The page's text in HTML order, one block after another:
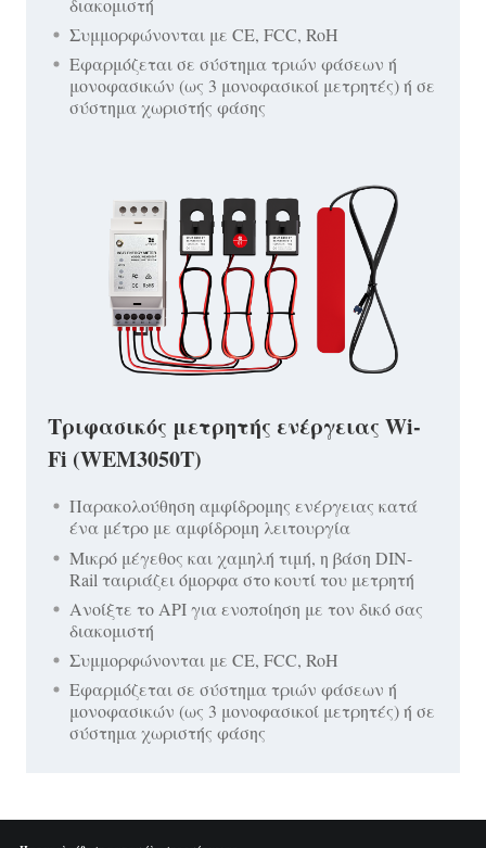
διακομιστή
Συμμορφώνονται με CE, FCC, RoH
Εφαρμόζεται σε σύστημα τριών φάσεων ή
μονοφασικών (ως 3 μονοφασικοί μετρητές) ή σε
σύστημα χωριστής φάσης
Τριφασικός μετρητής ενέργειας Wi-
Fi (WEM3050T)
Παρακολούθηση αμφίδρομης ενέργειας κατά
ένα μέτρο με αμφίδρομη λειτουργία
Μικρό μέγεθος και χαμηλή τιμή, η βάση DIN-
Rail ταιριάζει όμορφα στο κουτί του μετρητή
Ανοίξτε το API για ενοποίηση με τον δικό σας
διακομιστή
Συμμορφώνονται με CE, FCC, RoH
Εφαρμόζεται σε σύστημα τριών φάσεων ή
μονοφασικών (ως 3 μονοφασικοί μετρητές) ή σε
σύστημα χωριστής φάσης